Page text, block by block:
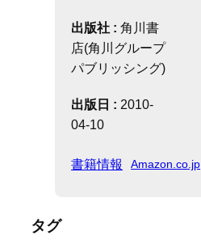
出版社 : 角川書
店(角川グループ
パブリッシング)
出版日 : 2010-
04-10
書籍情報 Amazon.co.jp
タグ